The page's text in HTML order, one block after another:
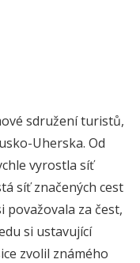
sdružení turistů,
Uherska. Od
vyrostla síť
síť značených cest
považovala za čest,
si ustavující
zvolil známého